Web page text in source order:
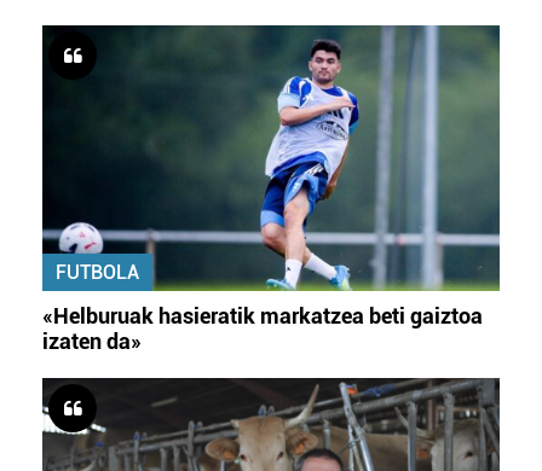
FUTBOLA
«Helburuak hasieratik markatzea beti gaiztoa
izaten da»